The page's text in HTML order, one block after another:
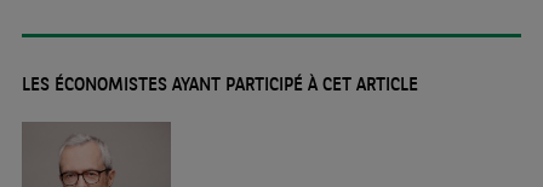
LES ÉCONOMISTES AYANT PARTICIPÉ À CET ARTICLE